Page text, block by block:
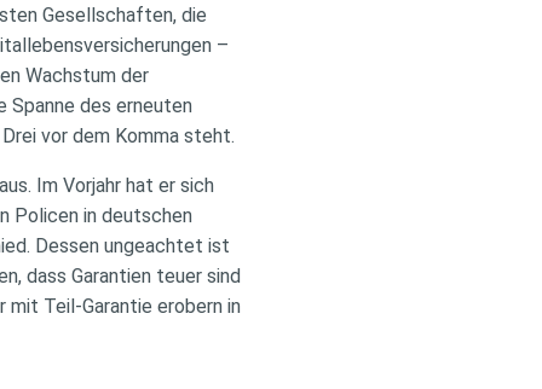
Gesellschaften, die
–
Wachstum der
Spanne des erneuten
vor dem Komma steht.
Im Vorjahr hat er sich
Policen in deutschen
Dessen ungeachtet ist
dass Garantien teuer sind
mit Teil-Garantie erobern in